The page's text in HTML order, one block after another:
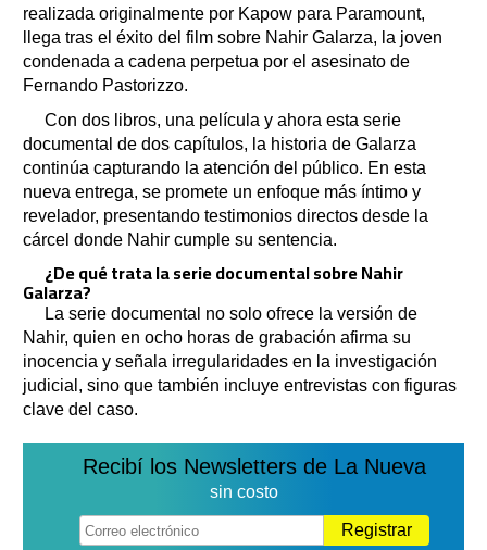
Transportes
Loterías
Datos Útiles
Edictos
Teléfonos de urgencia
realizada originalmente por Kapow para Paramount,
llega tras el éxito del film sobre Nahir Galarza, la joven
condenada a cadena perpetua por el asesinato de
Fernando Pastorizzo.
Con dos libros, una película y ahora esta serie
documental de dos capítulos, la historia de Galarza
continúa capturando la atención del público. En esta
nueva entrega, se promete un enfoque más íntimo y
revelador, presentando testimonios directos desde la
cárcel donde Nahir cumple su sentencia.
¿De qué trata la serie documental sobre Nahir
Galarza?
La serie documental no solo ofrece la versión de
Nahir, quien en ocho horas de grabación afirma su
inocencia y señala irregularidades en la investigación
judicial, sino que también incluye entrevistas con figuras
clave del caso.
Recibí los Newsletters de La Nueva
sin costo
Registrar